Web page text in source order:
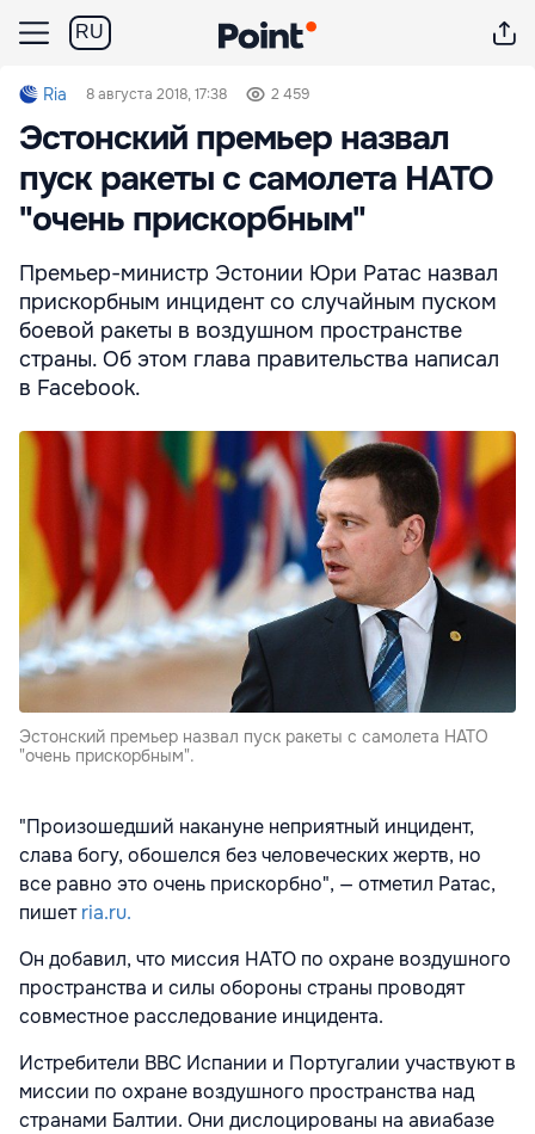
RU
Ria 8 августа 2018, 17:38 2 459
Эстонский премьер назвал
пуск ракеты с самолета НАТО
"очень прискорбным"
Премьер-министр Эстонии Юри Ратас назвал
прискорбным инцидент со случайным пуском
боевой ракеты в воздушном пространстве
страны. Об этом глава правительства написал
в Facebook.
Эстонский премьер назвал пуск ракеты с самолета НАТО
"очень прискорбным".
"Произошедший накануне неприятный инцидент,
слава богу, обошелся без человеческих жертв, но
все равно это очень прискорбно", — отметил Ратас,
пишетria.ru.
Он добавил, что миссия НАТО по охране воздушного
пространства и силы обороны страны проводят
совместное расследование инцидента.
Истребители ВВС Испании и Португалии участвуют в
миссии по охране воздушного пространства над
странами Балтии. Они дислоцированы на авиабазе